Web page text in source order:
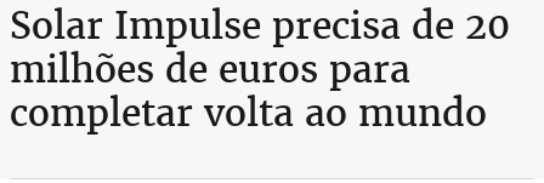
Solar Impulse precisa de 20
milhões de euros para
completar volta ao mundo